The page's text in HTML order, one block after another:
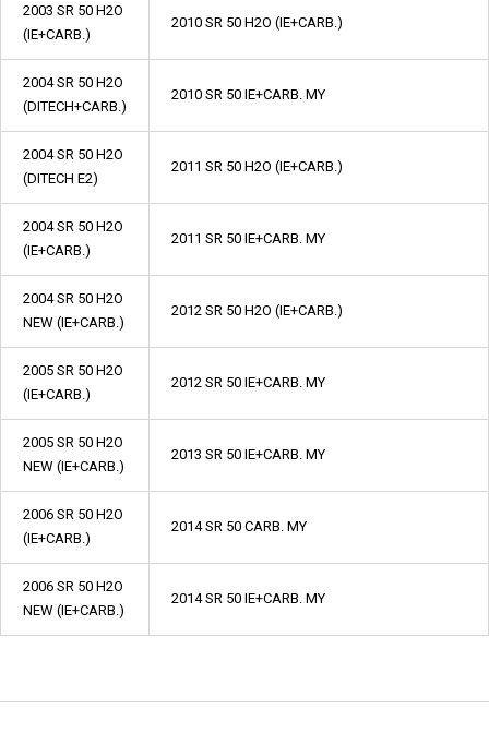
2003 SR 50 H2O
(IE+CARB.)
2010 SR 50 H2O (IE+CARB.)
2004 SR 50 H2O
(DITECH+CARB.)
2010 SR 50 IE+CARB. MY
2004 SR 50 H2O
(DITECH E2)
2011 SR 50 H2O (IE+CARB.)
2004 SR 50 H2O
(IE+CARB.)
2011 SR 50 IE+CARB. MY
2004 SR 50 H2O
NEW (IE+CARB.)
2012 SR 50 H2O (IE+CARB.)
2005 SR 50 H2O
(IE+CARB.)
2012 SR 50 IE+CARB. MY
2005 SR 50 H2O
NEW (IE+CARB.)
2013 SR 50 IE+CARB. MY
2006 SR 50 H2O
(IE+CARB.)
2014 SR 50 CARB. MY
2006 SR 50 H2O
NEW (IE+CARB.)
2014 SR 50 IE+CARB. MY